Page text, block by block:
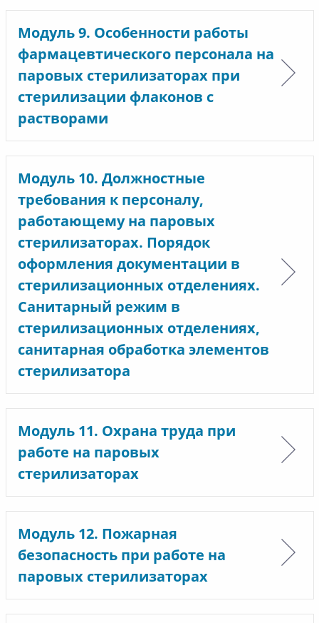
Модуль 9. Особенности работы
фармацевтического персонала на
паровых стерилизаторах при
стерилизации флаконов с
растворами
Модуль 10. Должностные
требования к персоналу,
работающему на паровых
стерилизаторах. Порядок
оформления документации в
стерилизационных отделениях.
Санитарный режим в
стерилизационных отделениях,
санитарная обработка элементов
стерилизатора
Модуль 11. Охрана труда при
работе на паровых
стерилизаторах
Модуль 12. Пожарная
безопасность при работе на
паровых стерилизаторах